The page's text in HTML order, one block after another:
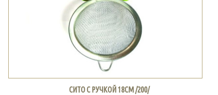
СИТО С РУЧКОЙ 18СМ /200/